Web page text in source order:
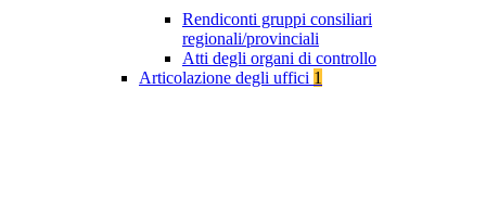
Rendiconti gruppi consiliari
regionali/provinciali
Atti degli organi di controllo
Articolazione degli uffici 1